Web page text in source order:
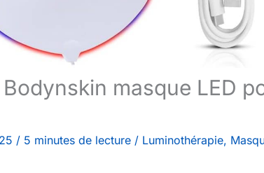
masque LED
/ 5 minutes de lecture / Luminothérapie,